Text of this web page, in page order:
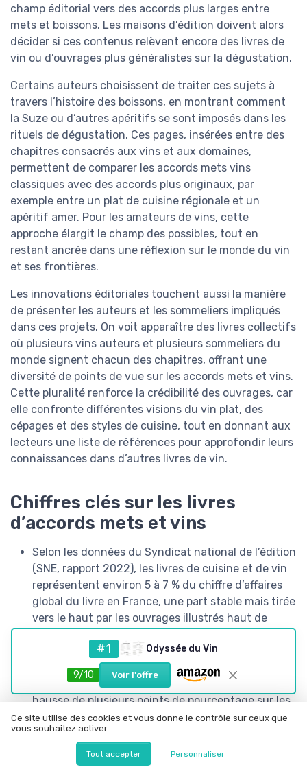
champ éditorial vers des accords plus larges entre
mets et boissons. Les maisons d’édition doivent alors
décider si ces contenus relèvent encore des livres de
vin ou d’ouvrages plus généralistes sur la dégustation.
Certains auteurs choisissent de traiter ces sujets à
travers l’histoire des boissons, en montrant comment
la Suze ou d’autres apéritifs se sont imposés dans les
rituels de dégustation. Ces pages, insérées entre des
chapitres consacrés aux vins et aux domaines,
permettent de comparer les accords mets vins
classiques avec des accords plus originaux, par
exemple entre un plat de cuisine régionale et un
apéritif amer. Pour les amateurs de vins, cette
approche élargit le champ des possibles, tout en
restant ancrée dans une réflexion sur le monde du vin
et ses frontières.
Les innovations éditoriales touchent aussi la manière
de présenter les auteurs et les sommeliers impliqués
dans ces projets. On voit apparaître des livres collectifs
où plusieurs vins auteurs et plusieurs sommeliers du
monde signent chacun des chapitres, offrant une
diversité de points de vue sur les accords mets et vins.
Cette pluralité renforce la crédibilité des ouvrages, car
elle confronte différentes visions du vin plat, des
cépages et des styles de cuisine, tout en donnant aux
lecteurs une liste de références pour approfondir leurs
connaissances dans d’autres livres de vin.
Chiffres clés sur les livres
d’accords mets et vins
Selon les données du Syndicat national de l’édition
(SNE, rapport 2022), les livres de cuisine et de vin
représentent environ 5 à 7 % du chiffre d’affaires
global du livre en France, une part stable mais tirée
vers le haut par les ouvrages illustrés haut de
Les études de GfK sur le marché du livre indiquent
que les segments « gastronomie » et « vins et
spiritueux » progressent régulièrement, avec une
hausse de plusieurs points de pourcentage sur les
ventes de beaux livres entre 2019 et 2022, ce qui
profite directement aux meilleurs livres accords
mets et vins.
Les enquêtes de FranceAgriMer (baromètre 2021
#1 Odyssée du Vin
9/10 Voir l'offre
Ce site utilise des cookies et vous donne le contrôle sur ceux que
vous souhaitez activer
Tout accepter Personnaliser